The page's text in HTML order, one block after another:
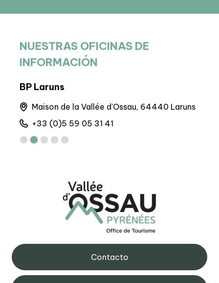
NUESTRAS OFICINAS DE
INFORMACIÓN
BP Laruns
Maison de la Vallée d'Ossau, 64440 Laruns
+33 (0)5 59 05 31 41
Contacto